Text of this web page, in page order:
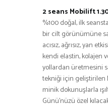
2 seans Mobilift
%100 doğal, ilk
bir cilt görünümüne
acısız, ağrısız, yan
kendi elastin, kolajen
yollardan üretmesini
tekniği için geliştirilen
minik dokunuşlarla
Günü’nüzü özel